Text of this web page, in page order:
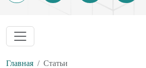
Главная Статьи